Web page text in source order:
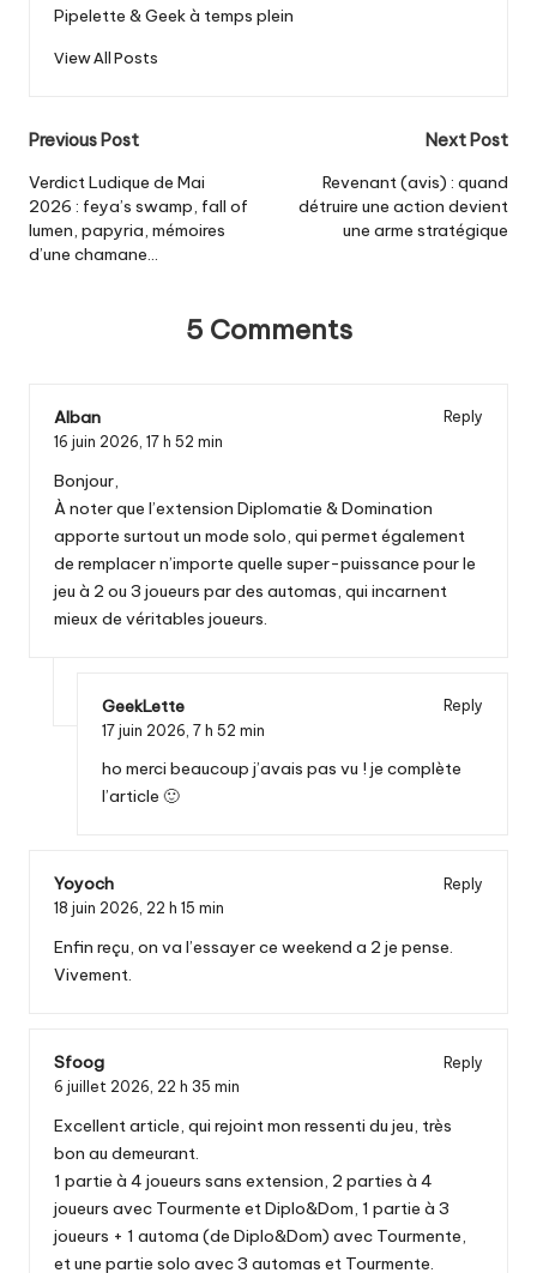
Pipelette & Geek à temps plein
View All Posts
Post
navigation
Previous Post
Verdict Ludique de Mai
2026 : feya’s swamp, fall of
lumen, papyria, mémoires
d’une chamane…
Next Post
Revenant (avis) : quand
détruire une action devient
une arme stratégique
5 Comments
Alban
Reply
16 juin 2026, 17 h 52 min
Bonjour,
À noter que l’extension Diplomatie & Domination
apporte surtout un mode solo, qui permet également
de remplacer n’importe quelle super-puissance pour le
jeu à 2 ou 3 joueurs par des automas, qui incarnent
mieux de véritables joueurs.
GeekLette
Reply
17 juin 2026, 7 h 52 min
ho merci beaucoup j’avais pas vu ! je complète
l’article 🙂
Yoyoch
Reply
18 juin 2026, 22 h 15 min
Enfin reçu, on va l’essayer ce weekend a 2 je pense.
Vivement.
Sfoog
Reply
6 juillet 2026, 22 h 35 min
Excellent article, qui rejoint mon ressenti du jeu, très
bon au demeurant.
1 partie à 4 joueurs sans extension, 2 parties à 4
joueurs avec Tourmente et Diplo&Dom, 1 partie à 3
joueurs + 1 automa (de Diplo&Dom) avec Tourmente,
et une partie solo avec 3 automas et Tourmente.